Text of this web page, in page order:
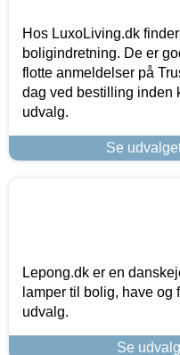
Hos LuxoLiving.dk
boligindretning. De er
flotte anmeldelser på
dag ved bestilling inden
udvalg.
Se
Lepong.dk er en
lamper til bolig, have og
udvalg.
Se